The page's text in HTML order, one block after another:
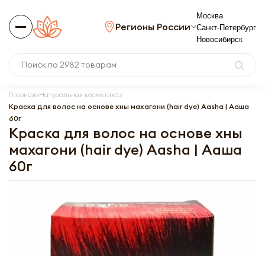
Регионы России
Москва
Санкт-Петербург
Новосибирск
Главная Натуральная косметика
Краска для волос на основе хны махагони (hair dye) Aasha | Ааша
60г
Краска для волос на основе хны
махагони (hair dye) Aasha | Ааша
60г